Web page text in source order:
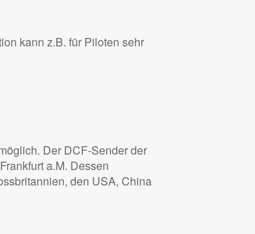
kann z.B. für Piloten sehr
Der DCF-Sender der
a.M. Dessen
den USA, China